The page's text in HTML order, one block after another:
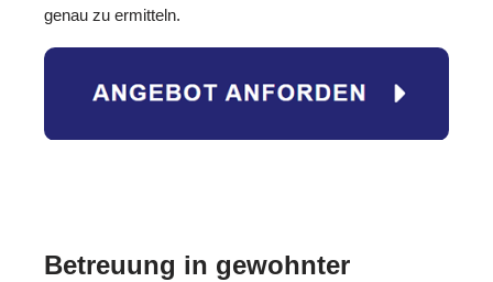
genau zu ermitteln.
Betreuung in gewohnter